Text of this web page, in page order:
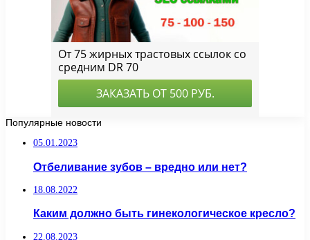
Популярные новости
05.01.2023
Отбеливание зубов – вредно или нет?
18.08.2022
Каким должно быть гинекологическое кресло?
22.08.2023